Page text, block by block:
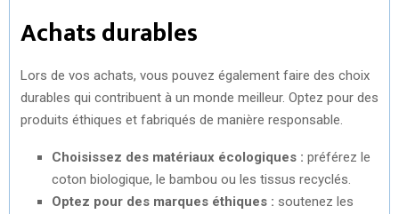
Achats durables
Lors de vos achats, vous pouvez également faire des choix
durables qui contribuent à un monde meilleur. Optez pour des
produits éthiques et fabriqués de manière responsable.
Choisissez des matériaux écologiques : préférez le
coton biologique, le bambou ou les tissus recyclés.
Optez pour des marques éthiques : soutenez les